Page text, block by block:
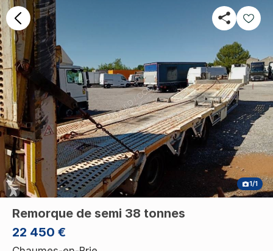
1/1
22 450 €
Remorque de semi 38 tonnes